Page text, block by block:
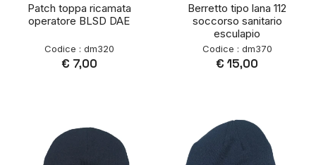
Patch toppa ricamata
operatore BLSD DAE
Codice : dm320
€ 7,00
Berretto tipo lana 112
soccorso sanitario
esculapio
Codice : dm370
€ 15,00